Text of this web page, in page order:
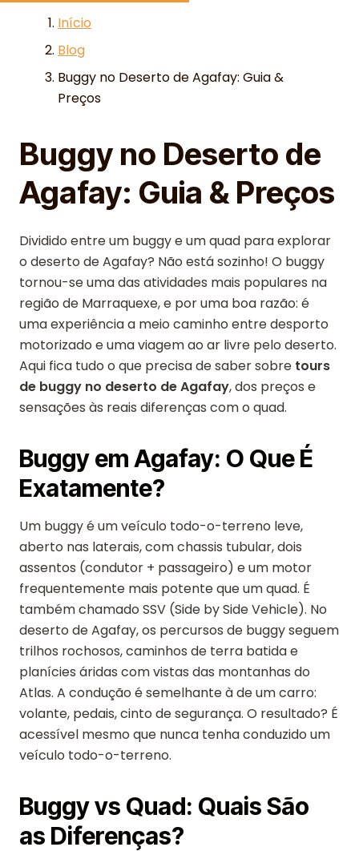
Skip to content
Início
Blog
Buggy no Deserto de Agafay: Guia &
Preços
Buggy no Deserto de
Agafay: Guia & Preços
Dividido entre um buggy e um quad para explorar
o deserto de Agafay? Não está sozinho! O buggy
tornou-se uma das atividades mais populares na
região de Marraquexe, e por uma boa razão: é
uma experiência a meio caminho entre desporto
motorizado e uma viagem ao ar livre pelo deserto.
Aqui fica tudo o que precisa de saber sobre tours
de buggy no deserto de Agafay, dos preços e
sensações às reais diferenças com o quad.
Buggy em Agafay: O Que É
Exatamente?
Um buggy é um veículo todo-o-terreno leve,
aberto nas laterais, com chassis tubular, dois
assentos (condutor + passageiro) e um motor
frequentemente mais potente que um quad. É
também chamado SSV (Side by Side Vehicle). No
deserto de Agafay, os percursos de buggy seguem
trilhos rochosos, caminhos de terra batida e
planícies áridas com vistas das montanhas do
Atlas. A condução é semelhante à de um carro:
volante, pedais, cinto de segurança. O resultado? É
acessível mesmo que nunca tenha conduzido um
veículo todo-o-terreno.
Buggy vs Quad: Quais São
as Diferenças?